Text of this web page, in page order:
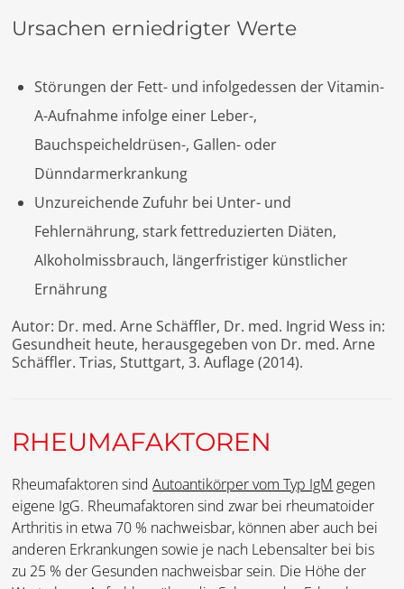
Ursachen erniedrigter Werte
Störungen der Fett- und infolgedessen der Vitamin-
A-Aufnahme infolge einer Leber-,
Bauchspeicheldrüsen-, Gallen- oder
Dünndarmerkrankung
Unzureichende Zufuhr bei Unter- und
Fehlernährung, stark fettreduzierten Diäten,
Alkoholmissbrauch, längerfristiger künstlicher
Ernährung
Autor: Dr. med. Arne Schäffler, Dr. med. Ingrid Wess in:
Gesundheit heute, herausgegeben von Dr. med. Arne
Schäffler. Trias, Stuttgart, 3. Auflage (2014).
RHEUMAFAKTOREN
Rheumafaktoren sindAutoantikörper vom Typ IgM gegen
eigene IgG. Rheumafaktoren sind zwar bei rheumatoider
Arthritis in etwa 70 % nachweisbar, können aber auch bei
anderen Erkrankungen sowie je nach Lebensalter bei bis
zu 25 % der Gesunden nachweisbar sein. Die Höhe der